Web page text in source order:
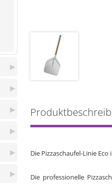
▶
▶
▶
▶
▶
▶
Die Pizzaschaufel-Linie
Die professionelle